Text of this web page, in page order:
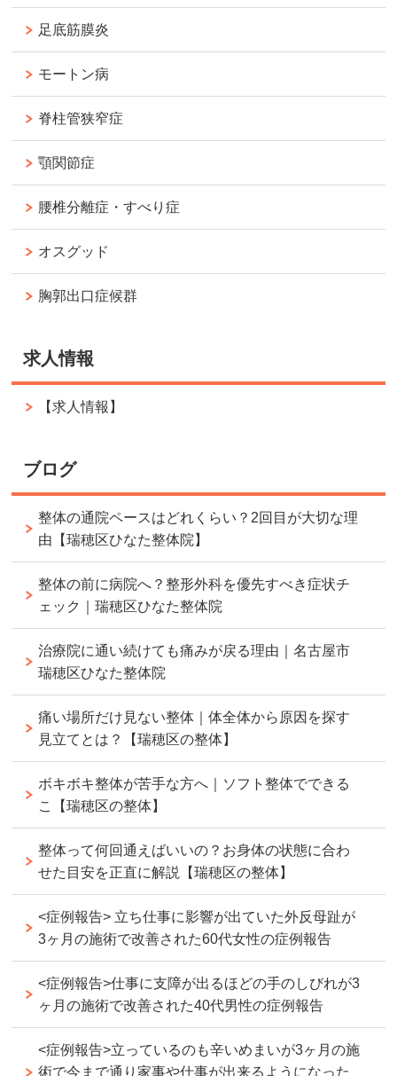
足底筋膜炎
モートン病
脊柱管狭窄症
顎関節症
腰椎分離症・すべり症
オスグッド
胸郭出口症候群
求人情報
【求人情報】
ブログ
整体の通院ペースはどれくらい？2回目が大切な理
由【瑞穂区ひなた整体院】
整体の前に病院へ？整形外科を優先すべき症状チ
ェック｜瑞穂区ひなた整体院
治療院に通い続けても痛みが戻る理由｜名古屋市
瑞穂区ひなた整体院
痛い場所だけ見ない整体｜体全体から原因を探す
見立てとは？【瑞穂区の整体】
ボキボキ整体が苦手な方へ｜ソフト整体でできる
こ【瑞穂区の整体】
整体って何回通えばいいの？お身体の状態に合わ
せた目安を正直に解説【瑞穂区の整体】
<症例報告> 立ち仕事に影響が出ていた外反母趾が
3ヶ月の施術で改善された60代女性の症例報告
<症例報告>仕事に支障が出るほどの手のしびれが3
ヶ月の施術で改善された40代男性の症例報告
<症例報告>立っているのも辛いめまいが3ヶ月の施
術で今まで通り家事や仕事が出来るようになった